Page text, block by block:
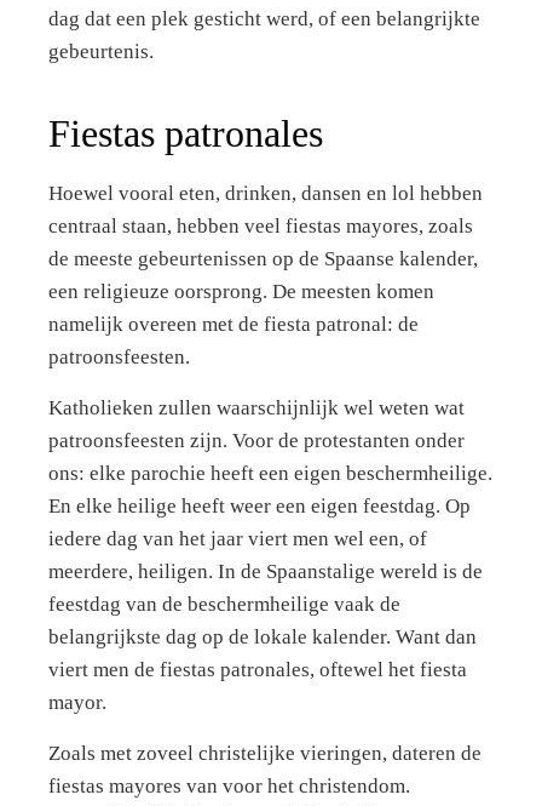
dag dat een plek gesticht werd, of een belangrijkte
gebeurtenis.
Fiestas patronales
Hoewel vooral eten, drinken, dansen en lol hebben
centraal staan, hebben veel fiestas mayores, zoals
de meeste gebeurtenissen op de Spaanse kalender,
een religieuze oorsprong. De meesten komen
namelijk overeen met de fiesta patronal: de
patroonsfeesten.
Katholieken zullen waarschijnlijk wel weten wat
patroonsfeesten zijn. Voor de protestanten onder
ons: elke parochie heeft een eigen beschermheilige.
En elke heilige heeft weer een eigen feestdag. Op
iedere dag van het jaar viert men wel een, of
meerdere, heiligen. In de Spaanstalige wereld is de
feestdag van de beschermheilige vaak de
belangrijkste dag op de lokale kalender. Want dan
viert men de fiestas patronales, oftewel het fiesta
mayor.
Zoals met zoveel christelijke vieringen, dateren de
fiestas mayores van voor het christendom.